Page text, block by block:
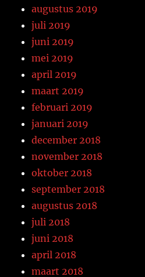
augustus 2019
juli 2019
juni 2019
mei 2019
april 2019
maart 2019
februari 2019
januari 2019
december 2018
november 2018
oktober 2018
september 2018
augustus 2018
juli 2018
juni 2018
april 2018
maart 2018